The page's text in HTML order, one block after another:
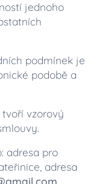
jednoho
podmínek je
podobě a
vzorový
adresa pro
adresa